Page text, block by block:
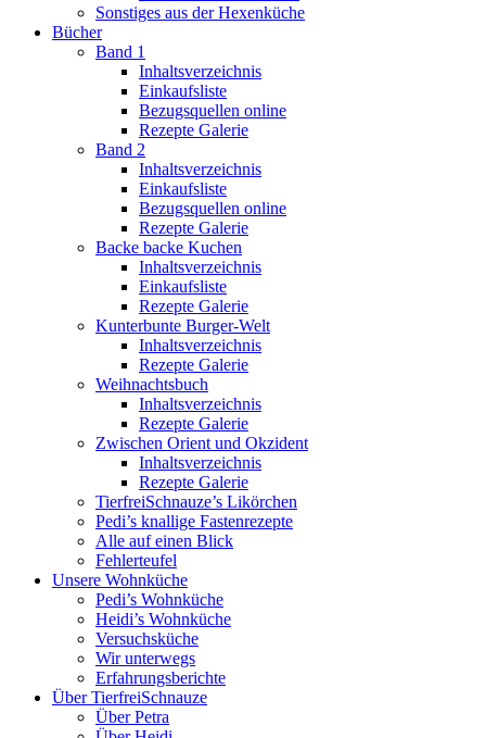
Sonstiges aus der Hexenküche
Bücher
Band 1
Inhaltsverzeichnis
Einkaufsliste
Bezugsquellen online
Rezepte Galerie
Band 2
Inhaltsverzeichnis
Einkaufsliste
Bezugsquellen online
Rezepte Galerie
Backe backe Kuchen
Inhaltsverzeichnis
Einkaufsliste
Rezepte Galerie
Kunterbunte Burger-Welt
Inhaltsverzeichnis
Rezepte Galerie
Weihnachtsbuch
Inhaltsverzeichnis
Rezepte Galerie
Zwischen Orient und Okzident
Inhaltsverzeichnis
Rezepte Galerie
TierfreiSchnauze’s Likörchen
Pedi’s knallige Fastenrezepte
Alle auf einen Blick
Fehlerteufel
Unsere Wohnküche
Pedi’s Wohnküche
Heidi’s Wohnküche
Versuchsküche
Wir unterwegs
Erfahrungsberichte
Über TierfreiSchnauze
Über Petra